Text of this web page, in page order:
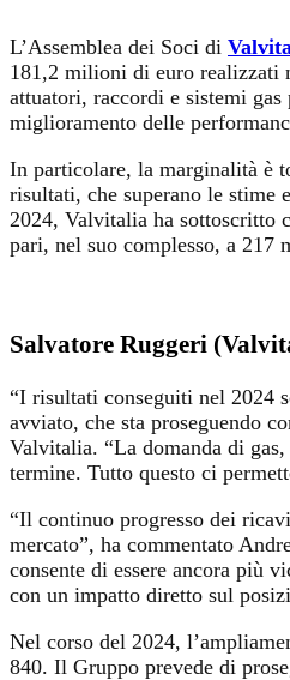
L’Assemblea dei Soci di
181,2 milioni di euro realizzati
attuatori, raccordi e sistemi
miglioramento delle
In particolare, la marginalità è
risultati, che superano le stime
2024, Valvitalia ha sottoscritto
pari, nel suo complesso, a 217
Salvatore Ruggeri
“I risultati conseguiti nel 2024
avviato, che sta proseguendo
Valvitalia. “La domanda di
termine. Tutto questo ci
“Il continuo progresso dei
mercato”, ha commentato
consente di essere ancora più
con un impatto diretto sul
Nel corso del 2024,
840. Il Gruppo prevede di